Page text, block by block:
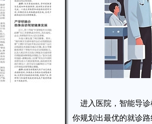
进入医院，智能导诊
你规划出最优的就诊